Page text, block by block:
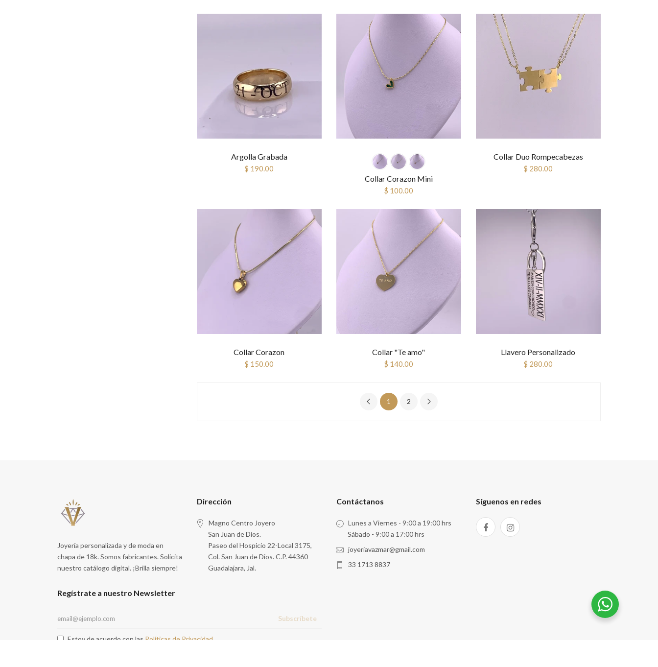
Argolla Grabada
$ 190.00
Collar Corazon Mini
$ 100.00
Collar Duo Rompecabezas
$ 280.00
Collar Corazon
$ 150.00
Collar "Te amo"
$ 140.00
Llavero Personalizado
$ 280.00
1 2
Joyería personalizada y de moda en
chapa de 18k. Somos fabricantes. Solicita
nuestro catálogo digital. ¡Brilla siempre!
Dirección
Magno Centro Joyero
San Juan de Dios.
Paseo del Hospicio 22-Local 3175,
Col. San Juan de Dios. C.P. 44360
Guadalajara, Jal.
Contáctanos
Lunes a Viernes - 9:00 a 19:00 hrs
Sábado - 9:00 a 17:00 hrs
joyeriavazmar@gmail.com
33 1713 8837
Síguenos en redes
Regístrate a nuestro Newsletter
Subscríbete
Estoy de acuerdo con las Políticas de Privacidad